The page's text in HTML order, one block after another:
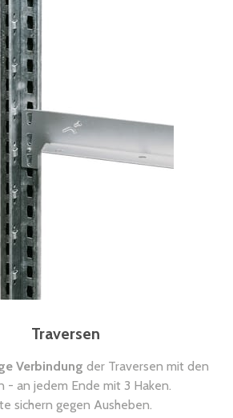
Traversen
Verbindung der Traversen mit den
- an jedem Ende mit 3 Haken.
sichern gegen Ausheben.